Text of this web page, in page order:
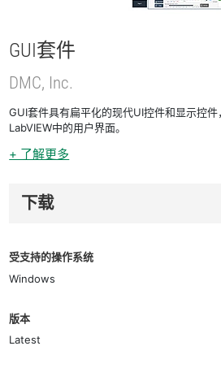
GUI套件
DMC, Inc.
GUI套件具有扁平化的现代UI控件和显示控
LabVIEW中的用户界面。
+ 了解更多
下载
受支持的操作系统
Windows
版本
Latest